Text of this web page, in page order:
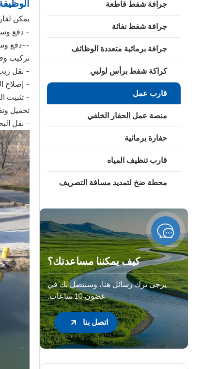
جرافة شفط قاطعة
جرافة شفط نفاثة
جرافة برمائية متعددة الوظائف
كراكة شفط برأس لولبي
قارب عمل
منصة عمل الحفار الخلفي
حفارة برمائية
قارب تنظيف المياه
محطة ضخ لتمديد مسافة التصريف
كيف يمكننا مساعدتك؟
يرجى ترك رسائل هنا، وسنتصل بك في
غضون 10 ساعات.
اتصل بنا
يمكن
- دفع
--دفع
تركيب
- نقل
- إصلاح
- تثبيت
تحميل
- نقل